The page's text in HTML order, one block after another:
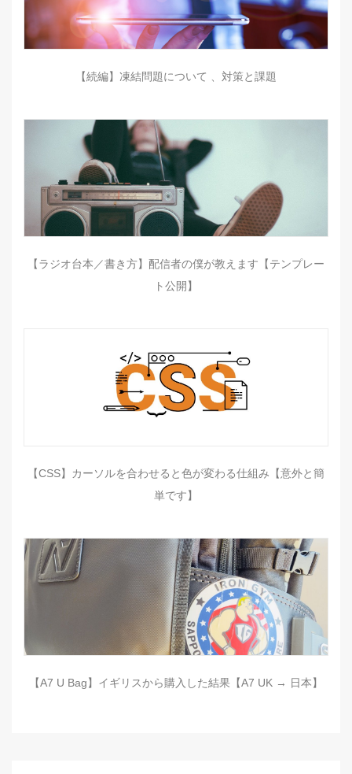
【続編】凍結問題について 、対策と課題
【ラジオ台本／書き方】配信者の僕が教えます【テンプレー
ト公開】
【CSS】カーソルを合わせると色が変わる仕組み【意外と簡
単です】
【A7 U Bag】イギリスから購入した結果【A7 UK → 日本】